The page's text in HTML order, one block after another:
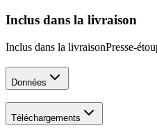
Inclus dans la livraison
Inclus dans la livraisonPresse-
Données
Téléchargements